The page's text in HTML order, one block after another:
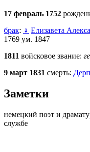
17 февраль 1752
брак: ♀ Елизавета
1769 ум. 1847
1811 войсковое звание:
9 март 1831 смерть:
Заметки
немецкий поэт и
службе